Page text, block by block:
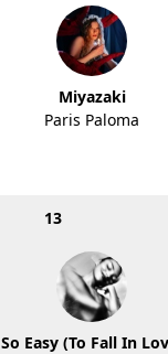
Miyazaki
Paris Paloma
13
So Easy (To Fall In